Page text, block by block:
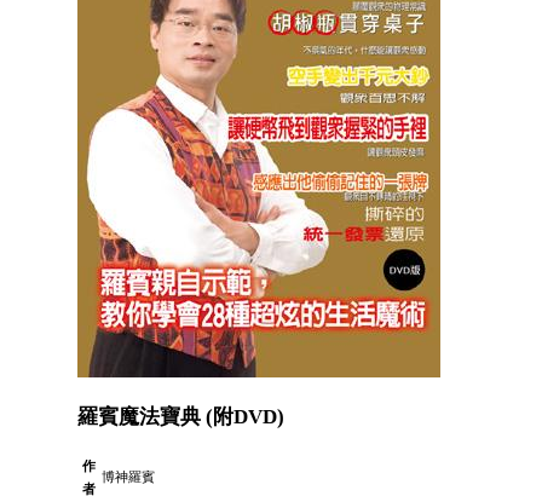
羅賓魔法寶典 (附DVD)
作
者
博神羅賓